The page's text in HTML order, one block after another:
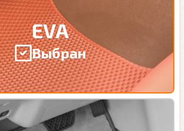
EVA
Выбран